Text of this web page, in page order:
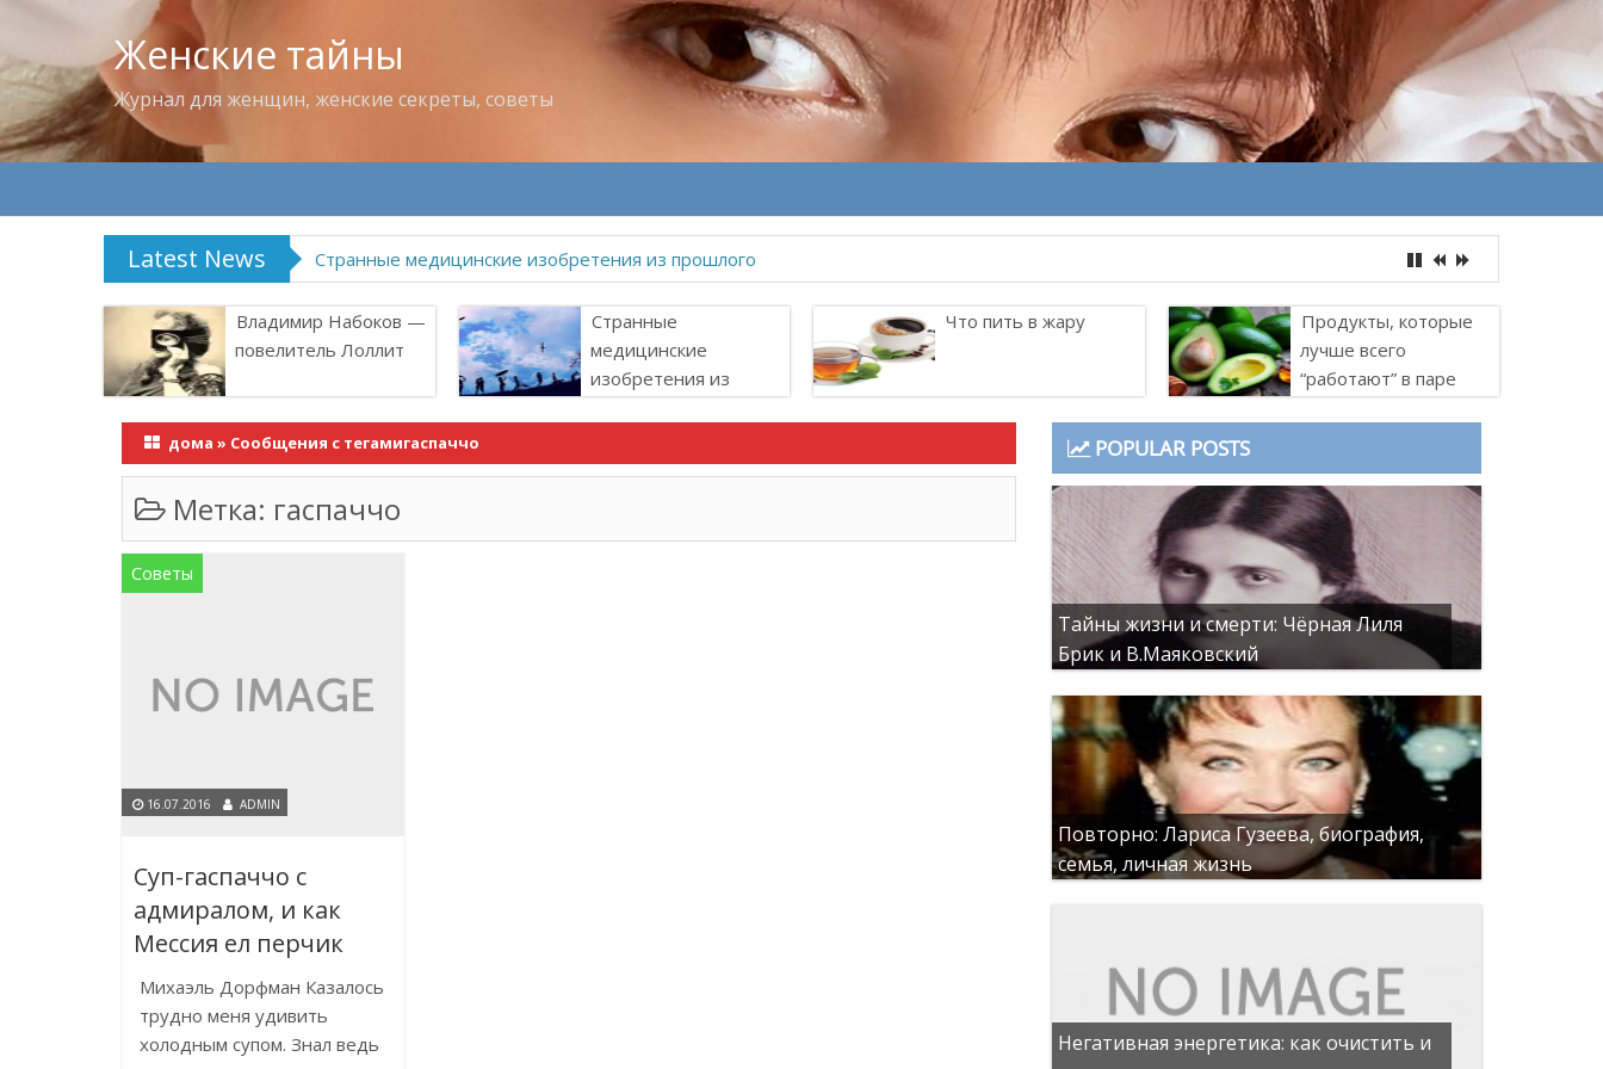
Женские тайны
Журнал для женщин, женские секреты, советы
Latest News Что пить в жару
Владимир Набоков —
повелитель Лоллит
Странные
медицинские
изобретения из
Что пить в жару
Продукты, которые
лучше всего
“работают” в паре
дома » Сообщения с тегамигаспаччо
Метка: гаспаччо
Советы
16.07.2016 ADMIN
Суп-гаспаччо с
адмиралом, и как
Мессия ел перчик
Михаэль Дорфман Казалось
трудно меня удивить
холодным супом. Знал ведь
POPULAR POSTS
Тайны жизни и смерти: Чёрная Лиля
Брик и В.Маяковский
Повторно: Лариса Гузеева, биография,
семья, личная жизнь
Негативная энергетика: как очистить и